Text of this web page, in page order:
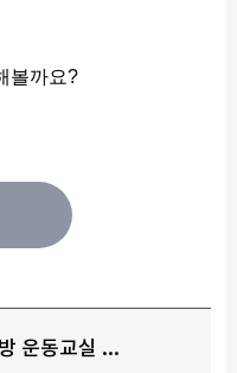
볼까요?
운동교실 ...